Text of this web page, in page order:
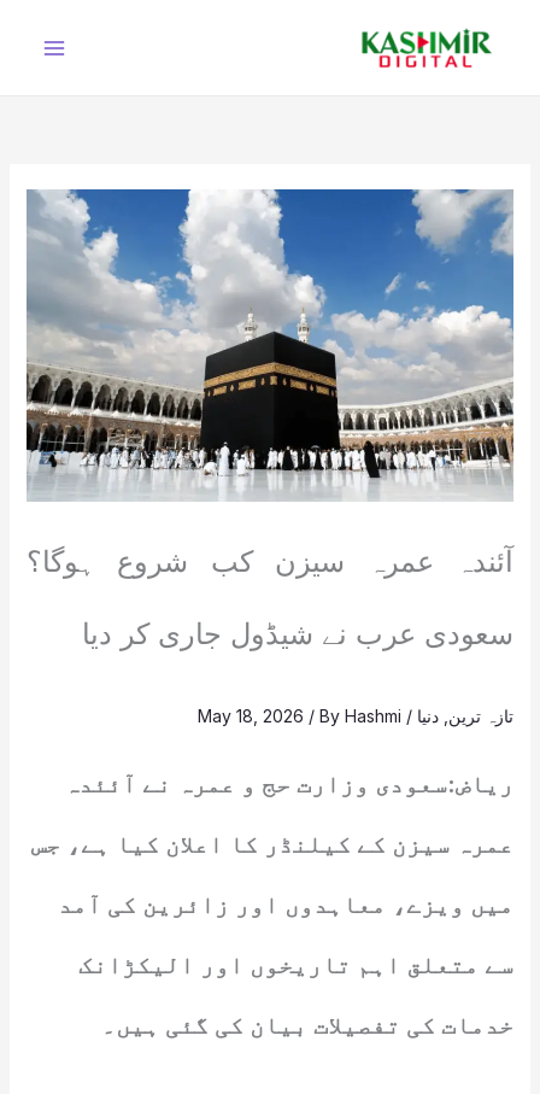
آئندہ عمرہ سیزن کب شروع ہوگا؟
سعودی عرب نے شیڈول جاری کر دیا
تازہ ترین دنیا /
May 18, 2026 / ByHashmi
ریاض:سعودی وزارت حج و عمرہ نے آئئدہ
عمرہ سیزن کے کیلنڈر کا اعلان کیا ہے، جس
میں ویزے، معاہدوں اور زائرین کی آمد
سے متعلق اہم تاریخوں اور الیکڑانک
خدمات کی تفصیلات بیان کی گئی ہیں۔